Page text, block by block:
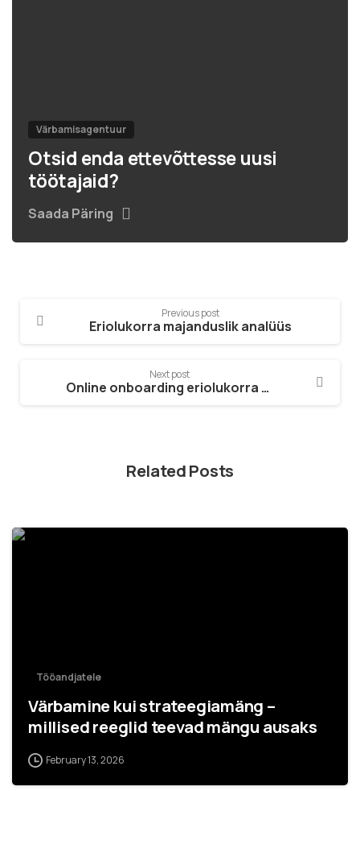
Värbamisagentuur
Otsid enda ettevõttesse uusi
töötajaid?
Saada Päring
Previous post
Eriolukorra majanduslik analüüs
Next post
Online onboarding eriolukorra ajal
Related Posts
Tööandjatele
Värbamine kui strateegiamäng –
millised reeglid teevad mängu ausaks
February 13, 2026